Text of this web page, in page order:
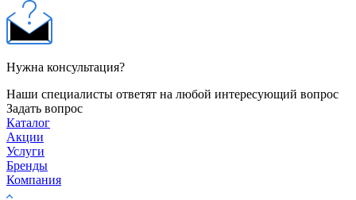
Нужна консультация?
Наши специалисты ответят на любой интересующий вопрос
Задать вопрос
Каталог
Акции
Услуги
Бренды
Компания